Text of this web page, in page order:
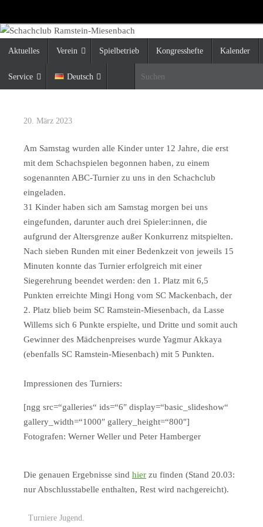
Inhalt
springen
Inhalt
Aktuelles Verein Spielbetrieb Kongresshefte Kalender
Service Deutsch
20. März 2023
Am Samstag wurden alle Kinder unter 12 Jahre, die erst
mit dem Schachspielen begonnen haben, zu einem
sogenannten ABC-Turnier zu uns in den Schachclub
eingeladen.
31 Kinder haben sich am Samstag morgen bei uns
eingefunden, darunter auch drei Spieler:innen, die
aufgrund der Altersgrenze außer Konkurrenz mitspielten.
Nach sieben Runden mit einer Bedenkzeit von jeweils 15
Minuten konnte das Turnier erfolgreich mit einer
Siegerehrung beendet werden: den 1. Platz mit 6,5
Punkten erreichte Mingi Hong vom SC Mackenbach, der
2. Platz blieb beim SC Ramstein-Miesenbach, da Lasse
Willems sich 6 Punkte erspielte, und Dritte und somit auch
Gewinner des Mädchenpreises wurde Yagmur Akkaya
(ebenfalls SC Ramstein-Miesenbach) mit 5 Punkten.
Impressionen des Turniers:
[ngg src=“galleries“ ids=“6″ display=“basic_slideshow“
gallery_width=“1000″ gallery_height=“800″]
Fotografen: Werner Weller und Peter Hamberger
Die genauen Ergebnisse sind hier zu finden (Stand 20.03:
nur Abschlusstabelle enthalten, Rest wird nachgereicht).
Turniere Jugend.